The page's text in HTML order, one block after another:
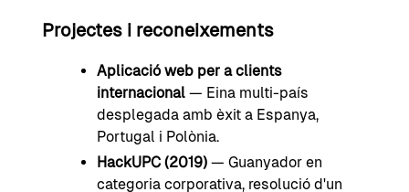
Projectes i reconeixements
Aplicació web per a clients
internacional — Eina multi-país
desplegada amb èxit a Espanya,
Portugal i Polònia.
HackUPC (2019) — Guanyador en
categoria corporativa, resolució d'un